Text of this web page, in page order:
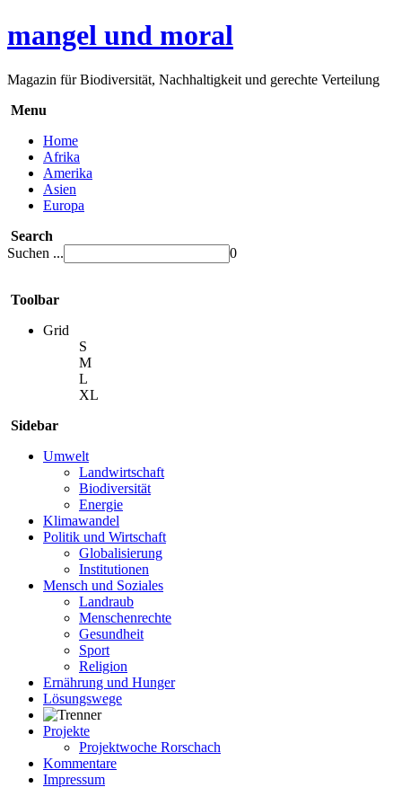
mangel und moral
Magazin für Biodiversität, Nachhaltigkeit und gerechte Verteilung
Menu
Home
Afrika
Amerika
Asien
Europa
Search
Suchen ...
0
Toolbar
Grid
S
M
L
XL
Sidebar
Umwelt
Landwirtschaft
Biodiversität
Energie
Klimawandel
Politik und Wirtschaft
Globalisierung
Institutionen
Mensch und Soziales
Landraub
Menschenrechte
Gesundheit
Sport
Religion
Ernährung und Hunger
Lösungswege
Projekte
Projektwoche Rorschach
Kommentare
Impressum